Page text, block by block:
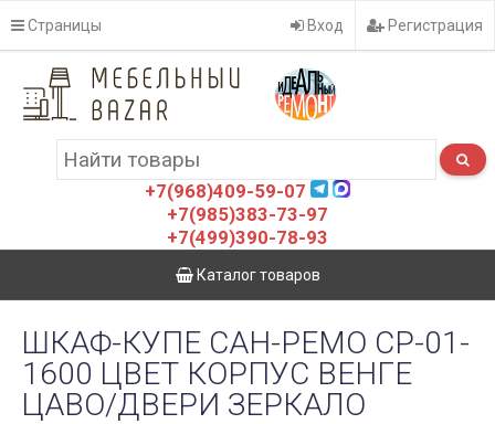
Страницы Вход Регистрация
+7(968)409-59-07
+7(985)383-73-97
+7(499)390-78-93
Каталог товаров
ШКАФ-КУПЕ САН-РЕМО СР-01-
1600 ЦВЕТ КОРПУС ВЕНГЕ
ЦАВО/ДВЕРИ ЗЕРКАЛО